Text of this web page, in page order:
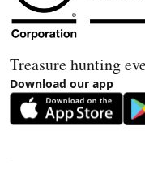
Treasure hunting
Download our app